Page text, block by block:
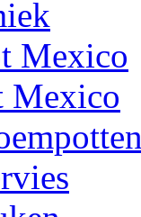
Mexico
Mexico